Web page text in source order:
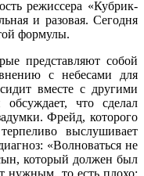
режиссера «Кубрик-
и разовая. Сегодня
формулы.
представляют собой
с небесами для
вместе с другими
что сделал
Фрейд, которого
выслушивает
«Волноваться не
который должен был
нужным, то есть плохо;